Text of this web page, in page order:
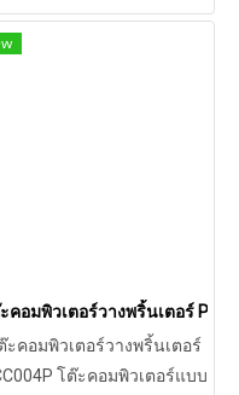
ล้อเลื่อน LPD009P
คอมพิวเตอร์วางพริ้นเตอร์
ะคอมพิวเตอร์วางพริ้นเตอร์
โต๊ะคอมพิวเตอร์แบบ